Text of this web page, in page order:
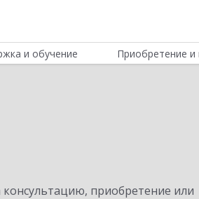
и обучение Приобретение и
приобретение или